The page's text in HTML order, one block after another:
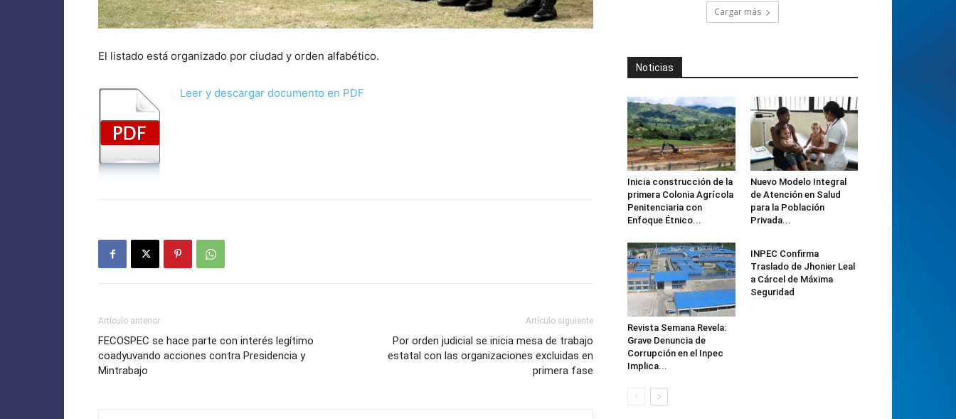
El listado está organizado por ciudad y orden alfabético.
Leer y descargar documento en PDF
Artículo anterior
FECOSPEC se hace parte con interés legítimo
coadyuvando acciones contra Presidencia y
Mintrabajo
Artículo siguiente
Por orden judicial se inicia mesa de trabajo
estatal con las organizaciones excluidas en
primera fase
Cargar más
Noticias
Inicia construcción de la
primera Colonia Agrícola
Penitenciaria con
Enfoque Étnico...
Nuevo Modelo Integral
de Atención en Salud
para la Población
Privada...
Revista Semana Revela:
Grave Denuncia de
Corrupción en el Inpec
Implica...
INPEC Confirma
Traslado de Jhonier Leal
a Cárcel de Máxima
Seguridad